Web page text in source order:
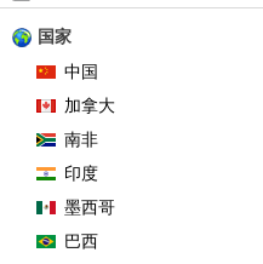
国家
中国
加拿大
南非
印度
墨西哥
巴西